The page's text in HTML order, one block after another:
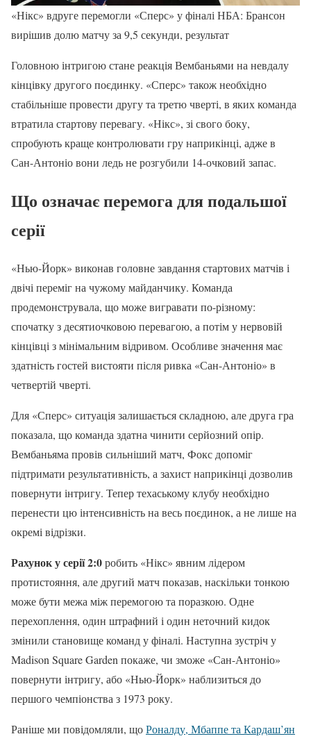
«Нікс» вдруге перемогли «Сперс» у фіналі НБА: Брансон
вирішив долю матчу за 9,5 секунди, результат
Головною інтригою стане реакція Вембаньями на невдалу
кінцівку другого поєдинку. «Сперс» також необхідно
стабільніше провести другу та третю чверті, в яких команда
втратила стартову перевагу. «Нікс», зі свого боку,
спробують краще контролювати гру наприкінці, адже в
Сан-Антоніо вони ледь не розгубили 14-очковий запас.
Що означає перемога для подальшої
серії
«Нью-Йорк» виконав головне завдання стартових матчів і
двічі переміг на чужому майданчику. Команда
продемонструвала, що може вигравати по-різному:
спочатку з десятиочковою перевагою, а потім у нервовій
кінцівці з мінімальним відривом. Особливе значення має
здатність гостей вистояти після ривка «Сан-Антоніо» в
четвертій чверті.
Для «Сперс» ситуація залишається складною, але друга гра
показала, що команда здатна чинити серйозний опір.
Вембаньяма провів сильніший матч, Фокс допоміг
підтримати результативність, а захист наприкінці дозволив
повернути інтригу. Тепер техаському клубу необхідно
перенести цю інтенсивність на весь поєдинок, а не лише на
окремі відрізки.
Рахунок у серії 2:0робить «Нікс» явним лідером
протистояння, але другий матч показав, наскільки тонкою
може бути межа між перемогою та поразкою. Одне
перехоплення, один штрафний і один неточний кидок
змінили становище команд у фіналі. Наступна зустріч у
Madison Square Garden покаже, чи зможе «Сан-Антоніо»
повернути інтригу, або «Нью-Йорк» наблизиться до
першого чемпіонства з 1973 року.
Раніше ми повідомляли, щоРоналду, Мбаппе та Кардаш’ян